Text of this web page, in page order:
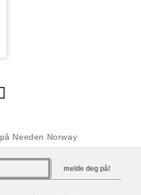
på Needen Norway
melde deg på!